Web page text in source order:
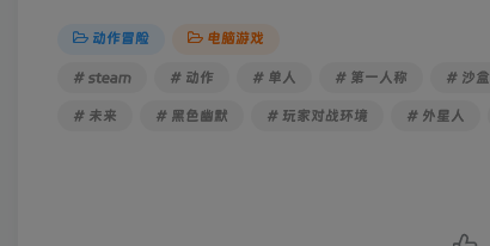
动作冒险 电脑游戏
# steam # 动作 # 单人 # 第一人称 # 沙盒
# 未来 # 黑色幽默 # 玩家对战环境 # 外星人